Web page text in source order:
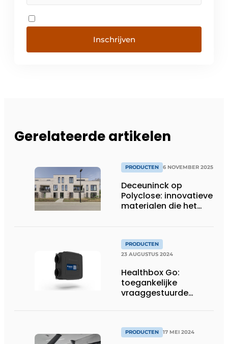
Inschrijven
Gerelateerde artikelen
PRODUCTEN 6 NOVEMBER 2025
Deceuninck op
Polyclose: innovatieve
materialen die het
PRODUCTEN
23 AUGUSTUS 2024
Healthbox Go:
toegankelijke
vraaggestuurde
PRODUCTEN 17 MEI 2024